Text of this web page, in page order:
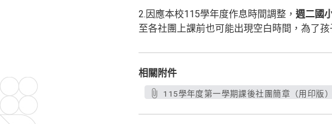
2.因應本校115學年度作息時間調整， 週二國
至各社團上課前也可能出現空白時間，為了
相關附件
115學年度第一學期課後社團簡章（用印版